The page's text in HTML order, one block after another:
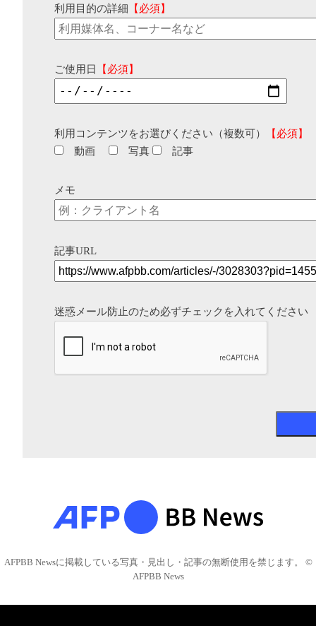
利用目的の詳細 【必須】
ご使用日 【必須】
利用コンテンツをお選びください（複数可）
【必須】
動画
写真 記事
メモ
記事URL
迷惑メール防止のため必ずチェックを入れてください
AFPBB Newsに掲載している写真・見出し・記事の無断使用を禁じます。 ©
AFPBB News